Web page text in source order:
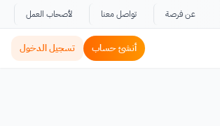
عن فرصة تواصل معنا لأصحاب العمل
أنشئ حساب تسجيل الدخول